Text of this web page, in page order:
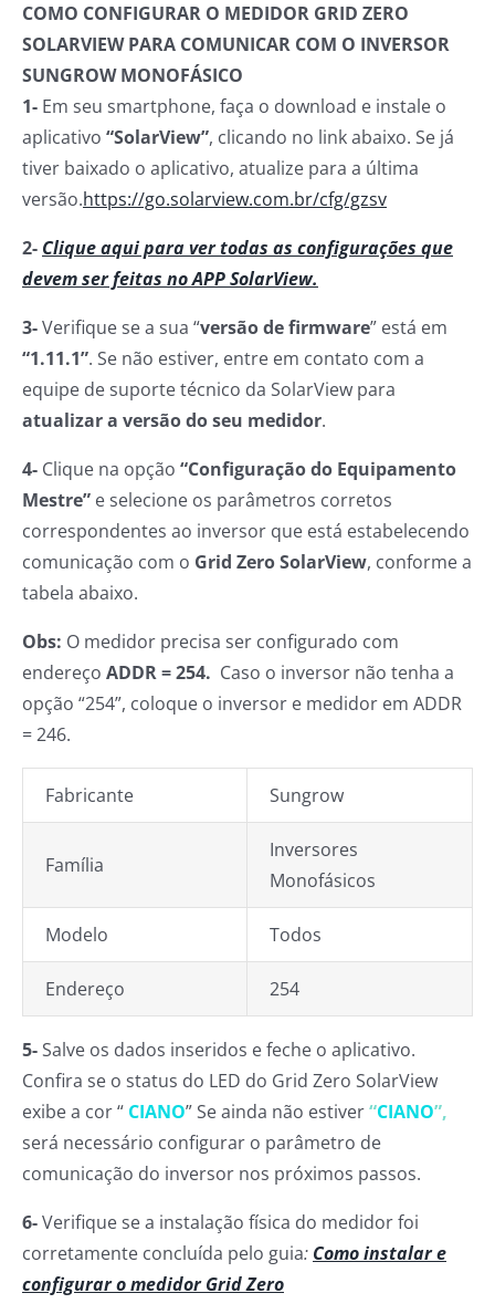
COMO CONFIGURAR O MEDIDOR GRID ZERO
SOLARVIEW PARA COMUNICAR COM O INVERSOR
SUNGROW MONOFÁSICO
1- Em seu smartphone, faça o download e instale o
aplicativo “SolarView”, clicando no link abaixo. Se já
tiver baixado o aplicativo, atualize para a última
versão.https://go.solarview.com.br/cfg/gzsv
2- Clique aqui para ver todas as configurações que
devem ser feitas no APP SolarView.
3-Verifique se a sua “versão de firmware” está em
“1.11.1”. Se não estiver, entre em contato com a
equipe de suporte técnico da SolarView para
atualizar a versão do seu medidor.
4- Clique na opção “Configuração do Equipamento
Mestre” e selecione os parâmetros corretos
correspondentes ao inversor que está estabelecendo
comunicação com o Grid Zero SolarView, conforme a
tabela abaixo.
Obs: O medidor precisa ser configurado com
endereço ADDR = 254. Caso o inversor não tenha a
opção “254”, coloque o inversor e medidor em ADDR
= 246.
Fabricante Sungrow
Família
Inversores
Monofásicos
Modelo Todos
Endereço 254
5-Salve os dados inseridos e feche o aplicativo.
Confira se o status do LED do Grid Zero SolarView
exibe a cor “ CIANO” Se ainda não estiver“CIANO”,
será necessário configurar o parâmetro de
comunicação do inversor nos próximos passos.
6-Verifique se a instalação física do medidor foi
corretamente concluída pelo guia: Como instalar e
configurar o medidor Grid Zero